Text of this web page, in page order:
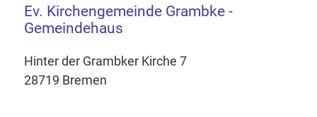
Ev. Kirchengemeinde Grambke -
Gemeindehaus
Hinter der Grambker Kirche 7
28719 Bremen